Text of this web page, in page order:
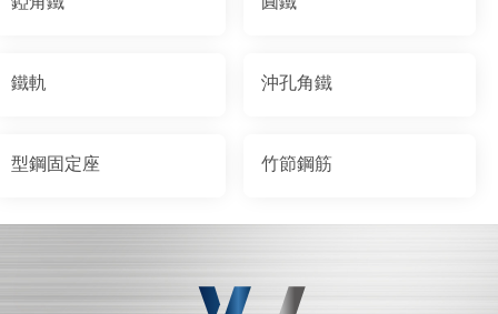
鐵軌 沖孔角鐵
型鋼固定座 竹節鋼筋